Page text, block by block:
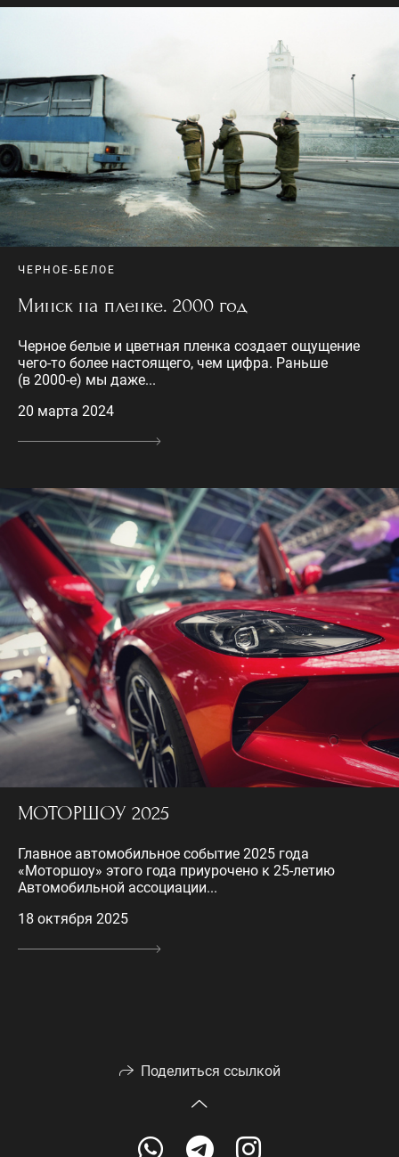
ЧЕРНОЕ-БЕЛОЕ
Минск на пленке. 2000 год
Черное белые и цветная пленка создает ощущение
чего-то более настоящего, чем цифра. Раньше
(в 2000-е) мы даже...
20 марта 2024
МОТОРШОУ 2025
Главное автомобильное событие 2025 года
«Моторшоу» этого года приурочено к 25-летию
Автомобильной ассоциации...
18 октября 2025
Поделиться ссылкой